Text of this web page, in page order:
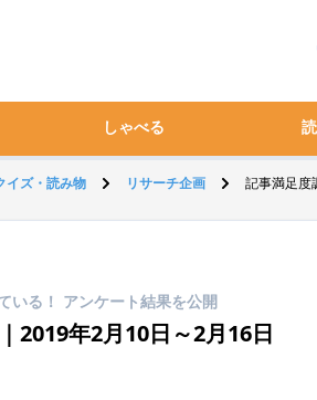
しゃべる
イズ・読み物 リサーチ企画 記事満足度
いる！ アンケート結果を公開
2019年2月10日～2月16日